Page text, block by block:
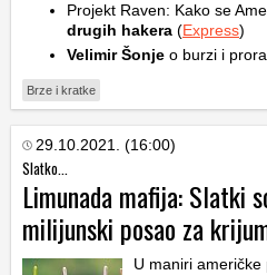
Projekt Raven: Kako se
drugih hakera (Express)
Velimir Šonje o burzi i
Brze i kratke
29.10.2021. (16:00)
Slatko...
Limunada mafija: Slatki
milijunski posao za
U maniri